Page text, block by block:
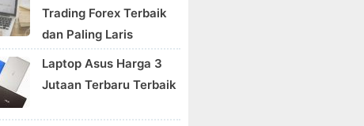
Trading Forex Terbaik
dan Paling Laris
Laptop Asus Harga 3
Jutaan Terbaru Terbaik